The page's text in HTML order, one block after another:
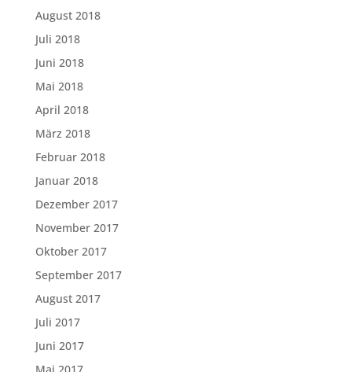
August 2018
Juli 2018
Juni 2018
Mai 2018
April 2018
März 2018
Februar 2018
Januar 2018
Dezember 2017
November 2017
Oktober 2017
September 2017
August 2017
Juli 2017
Juni 2017